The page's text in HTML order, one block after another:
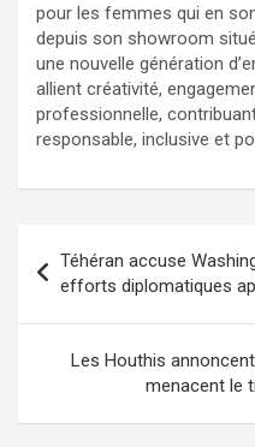
pour les femmes qui en
depuis son showroom
une nouvelle génération
allient créativité,
professionnelle,
responsable, inclusive et
Téhéran accuse
efforts diplomatiques
Les Houthis
menacent le